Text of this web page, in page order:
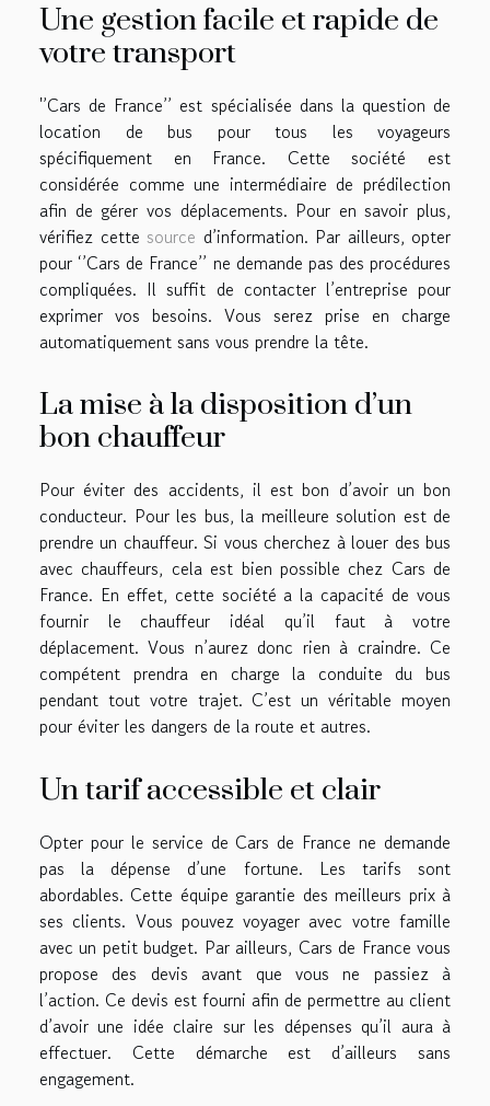
Une gestion facile et rapide de
votre transport
'’Cars de France’’ est spécialisée dans la question de
location de bus pour tous les voyageurs
spécifiquement en France. Cette société est
considérée comme une intermédiaire de prédilection
afin de gérer vos déplacements. Pour en savoir plus,
vérifiez cette source d’information. Par ailleurs, opter
pour ‘’Cars de France’’ ne demande pas des procédures
compliquées. Il suffit de contacter l’entreprise pour
exprimer vos besoins. Vous serez prise en charge
automatiquement sans vous prendre la tête.
La mise à la disposition d’un
bon chauffeur
Pour éviter des accidents, il est bon d’avoir un bon
conducteur. Pour les bus, la meilleure solution est de
prendre un chauffeur. Si vous cherchez à louer des bus
avec chauffeurs, cela est bien possible chez Cars de
France. En effet, cette société a la capacité de vous
fournir le chauffeur idéal qu’il faut à votre
déplacement. Vous n’aurez donc rien à craindre. Ce
compétent prendra en charge la conduite du bus
pendant tout votre trajet. C’est un véritable moyen
pour éviter les dangers de la route et autres.
Un tarif accessible et clair
Opter pour le service de Cars de France ne demande
pas la dépense d’une fortune. Les tarifs sont
abordables. Cette équipe garantie des meilleurs prix à
ses clients. Vous pouvez voyager avec votre famille
avec un petit budget. Par ailleurs, Cars de France vous
propose des devis avant que vous ne passiez à
l’action. Ce devis est fourni afin de permettre au client
d’avoir une idée claire sur les dépenses qu’il aura à
effectuer. Cette démarche est d’ailleurs sans
engagement.